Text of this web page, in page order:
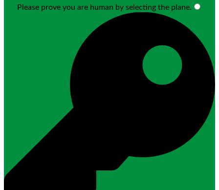
Please prove you are human by selecting the plane.